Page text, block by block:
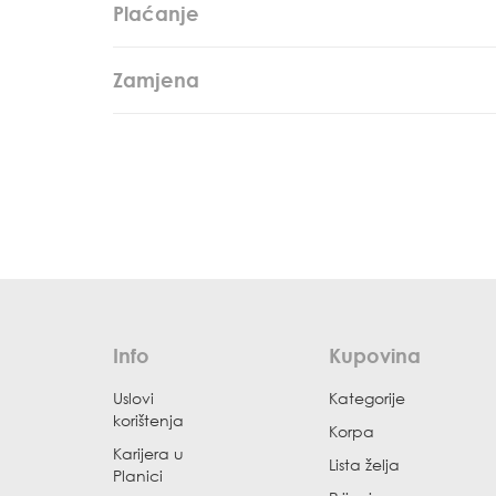
Plaćanje
Zamjena
Info
Uslovi
korištenja
Karijera u
Planici
Kupovina
Kategorije
Korpa
Lista želja